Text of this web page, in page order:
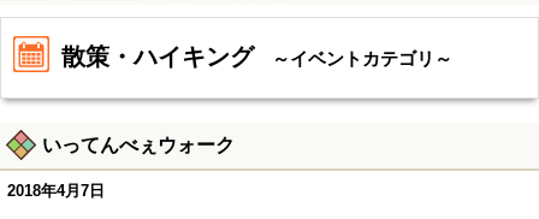
散策・ハイキング ～イベントカテゴリ～
いってんべぇウォーク
2018年4月7日